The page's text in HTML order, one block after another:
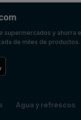
supermercados y ahorra
de miles de productos.
Agua y refrescos